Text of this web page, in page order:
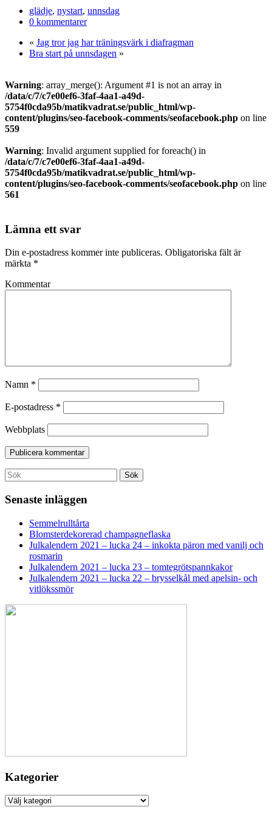
glädje, nystart, unnsdag
0 kommentarer
« Jag tror jag har träningsvärk i diafragman
Bra start på unnsdagen »
Warning: array_merge(): Argument #1 is not an array in
/data/c/7/c7e00ef6-3faf-4aa1-a49d-
5754f0cda95b/matikvadrat.se/public_html/wp-
content/plugins/seo-facebook-comments/seofacebook.php on line
559
Warning: Invalid argument supplied for foreach() in
/data/c/7/c7e00ef6-3faf-4aa1-a49d-
5754f0cda95b/matikvadrat.se/public_html/wp-
content/plugins/seo-facebook-comments/seofacebook.php on line
561
Lämna ett svar
Din e-postadress kommer inte publiceras. Obligatoriska fält är
märkta *
Kommentar
Namn *
E-postadress *
Webbplats
Search
for:
Sök
Senaste inläggen
Semmelrulltårta
Blomsterdekorerad champagneflaska
Julkalendern 2021 – lucka 24 – inkokta päron med vanilj och
rosmarin
Julkalendern 2021 – lucka 23 – tomtegrötspannkakor
Julkalendern 2021 – lucka 22 – brysselkål med apelsin- och
vitlökssmör
Kategorier
Kategorier